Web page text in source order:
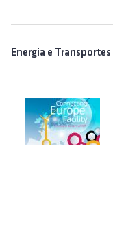
Energia e